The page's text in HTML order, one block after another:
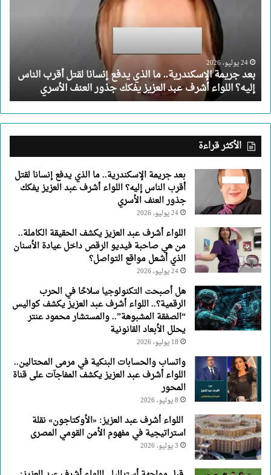
لقتل
أقرب
الناس
إليه؟
اللواء
أشرف
عبد
العزيز
جذور
العنف
الأسري
24 يوليو، 2026
بعد جريمة الإسكندرية.. ما الذي يدفع إنسانا لقتل أقرب الناس
إليه؟ اللواء أشرف عبد العزيز يفكك جذور العنف الأسري
الأكثر قراءة
بعد جريمة الإسكندرية.. ما الذي يدفع إنسانا لقتل
أقرب الناس إليه؟ اللواء أشرف عبد العزيز يفكك
جذور العنف الأسري
24 يوليو، 2026
اللواء أشرف عبد العزيز يكشف الحقيقة الكاملة..
من هي صاحبة فيديو الرقص داخل عيادة الأسنان
الذي أشعل مواقع التواصل؟
24 يوليو، 2026
هل أصبحت التكنولوجيا سلاحًا في الحرب
الرقمية؟.. اللواء أشرف عبد العزيز يكشف كواليس
“الصفقة المشبوهة”.. والمستشار محمود عنتر
يحلل الأبعاد القانونية
18 يوليو، 2026
واتساب والحسابات البنكية في مرمى المحتالين..
اللواء أشرف عبد العزيز يكشف المفاجآت على قناة
المحور
8 يوليو، 2026
اللواء أشرف عبد العزيز: «الأوكتاجون» نقلة
استراتيجية في مفهوم الأمن القومي المصرى
3 يوليو، 2026